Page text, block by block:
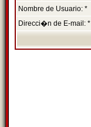
Nombre de Usuario: *
Direcci�n de E-mail: *